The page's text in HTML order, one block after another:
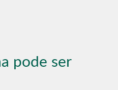
pode ser